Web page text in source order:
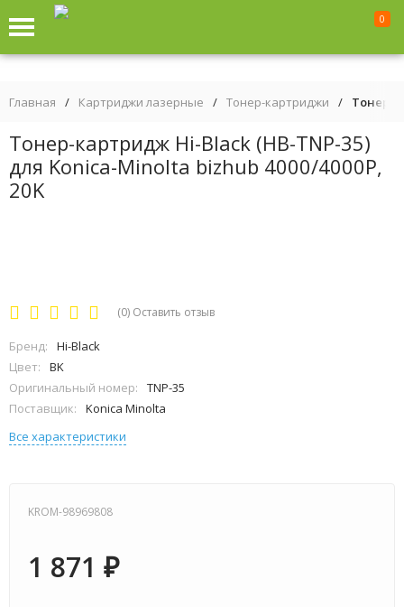
0
Главная / Картриджи лазерные / Тонер-картриджи / Тонер-
Тонер-картридж Hi-Black (HB-TNP-35)
для Konica-Minolta bizhub 4000/4000P,
20K
(0) Оставить отзыв
Бренд:
Hi-Black
Цвет:
BK
Оригинальный номер:
TNP-35
Поставщик:
Konica Minolta
Все характеристики
KROM-98969808
1 871 ₽